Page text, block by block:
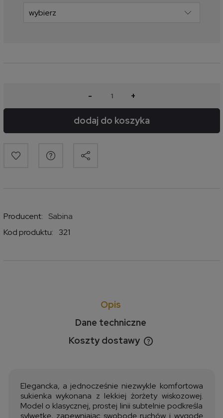
- +
dodaj do koszyka
Producent:
Sabina
Kod produktu:
321
Opis
Dane techniczne
Koszty dostawy
Cena nie zawiera ewentualnych kosztów płatności
Elegancka, a jednocześnie niezwykle komfortowa
sukienka wykonana z lekkiej żorżety wiskozowej.
Model o klasycznej, prostej linii subtelnie podkreśla
sylwetkę, zapewniając swobodę ruchów i wygodę